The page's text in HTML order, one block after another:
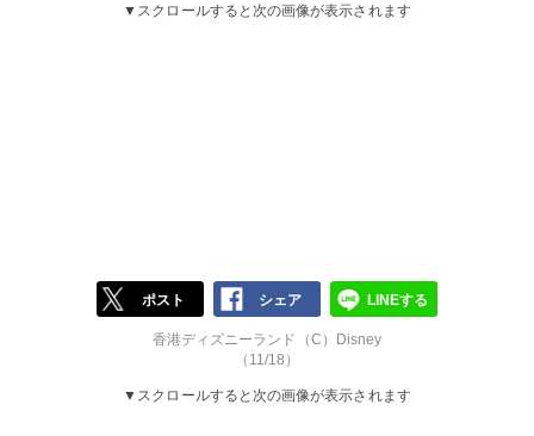
▼スクロールすると次の画像が表示されます
ポスト シェア LINEする
香港ディズニーランド（C）Disney
（11/18）
▼スクロールすると次の画像が表示されます